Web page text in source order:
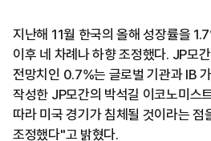
지난해 11월 한국의 올해 성장률을
이후 네 차례나 하향 조정했다. JP모
전망치인 0.7%는 글로벌 기관과 IB
작성한 JP모간의 박석길 이코노미스
따라 미국 경기가 침체될 것이라는 점
조정했다"고 밝혔다.